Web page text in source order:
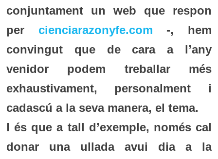
conjuntament un web que respon
per cienciarazonyfe.com -, hem
convingut que de cara a l’any
venidor podem treballar més
exhaustivament, personalment i
cadascú a la seva manera, el tema.
I és que a tall d’exemple, només cal
donar una ullada avui dia a la